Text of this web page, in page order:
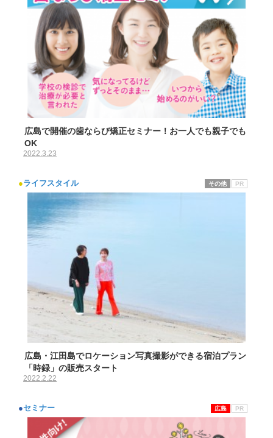
広島で開催の歯ならび矯正セミナー！お一人でも親子でも
OK
2022.3.23
●ライフスタイル PR
その他
広島・江田島でロケーション写真撮影ができる宿泊プラン
「時録」の販売スタート
2022.2.22
●セミナー PR
広島